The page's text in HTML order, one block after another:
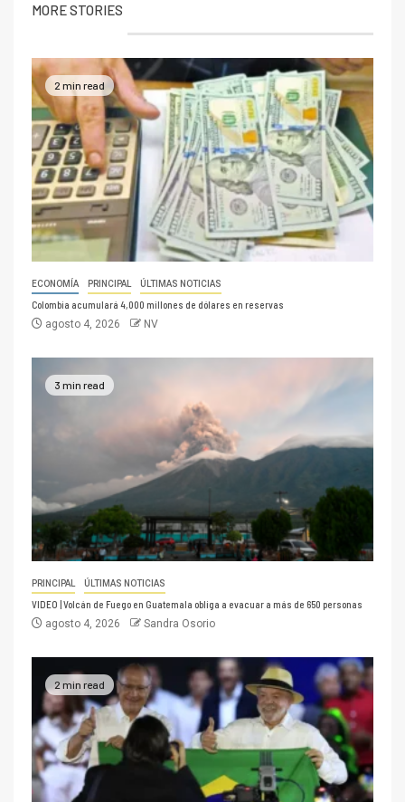
MORE STORIES
2 min read
ECONOMÍA PRINCIPAL ÚLTIMAS NOTICIAS
Colombia acumulará 4,000 millones de dólares en reservas
agosto 4, 2026 NV
3 min read
PRINCIPAL ÚLTIMAS NOTICIAS
VIDEO | Volcán de Fuego en Guatemala obliga a evacuar a más de 650 personas
agosto 4, 2026 Sandra Osorio
2 min read